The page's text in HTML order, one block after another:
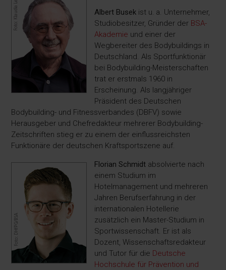
Albert Busek ist u. a. Unternehmer,
Studiobesitzer, Gründer der BSA-
Akademie und einer der
Wegbereiter des Bodybuildings in
Deutschland. Als Sportfunktionär
bei Bodybuilding-Meisterschaften
trat er erstmals 1960 in
Erscheinung. Als langjähriger
Präsident des Deutschen
Bodybuilding- und Fitnessverbandes (DBFV) sowie
Herausgeber und Chefredakteur mehrerer Bodybuilding-
Zeitschriften stieg er zu einem der einflussreichsten
Funktionäre der deutschen Kraftsportszene auf.
Florian Schmidt absolvierte nach
einem Studium im
Hotelmanagement und mehreren
Jahren Berufserfahrung in der
internationalen Hotellerie
zusätzlich ein Master-Studium in
Sportwissenschaft. Er ist als
Dozent, Wissenschaftsredakteur
und Tutor für die Deutsche
Hochschule für Prävention und